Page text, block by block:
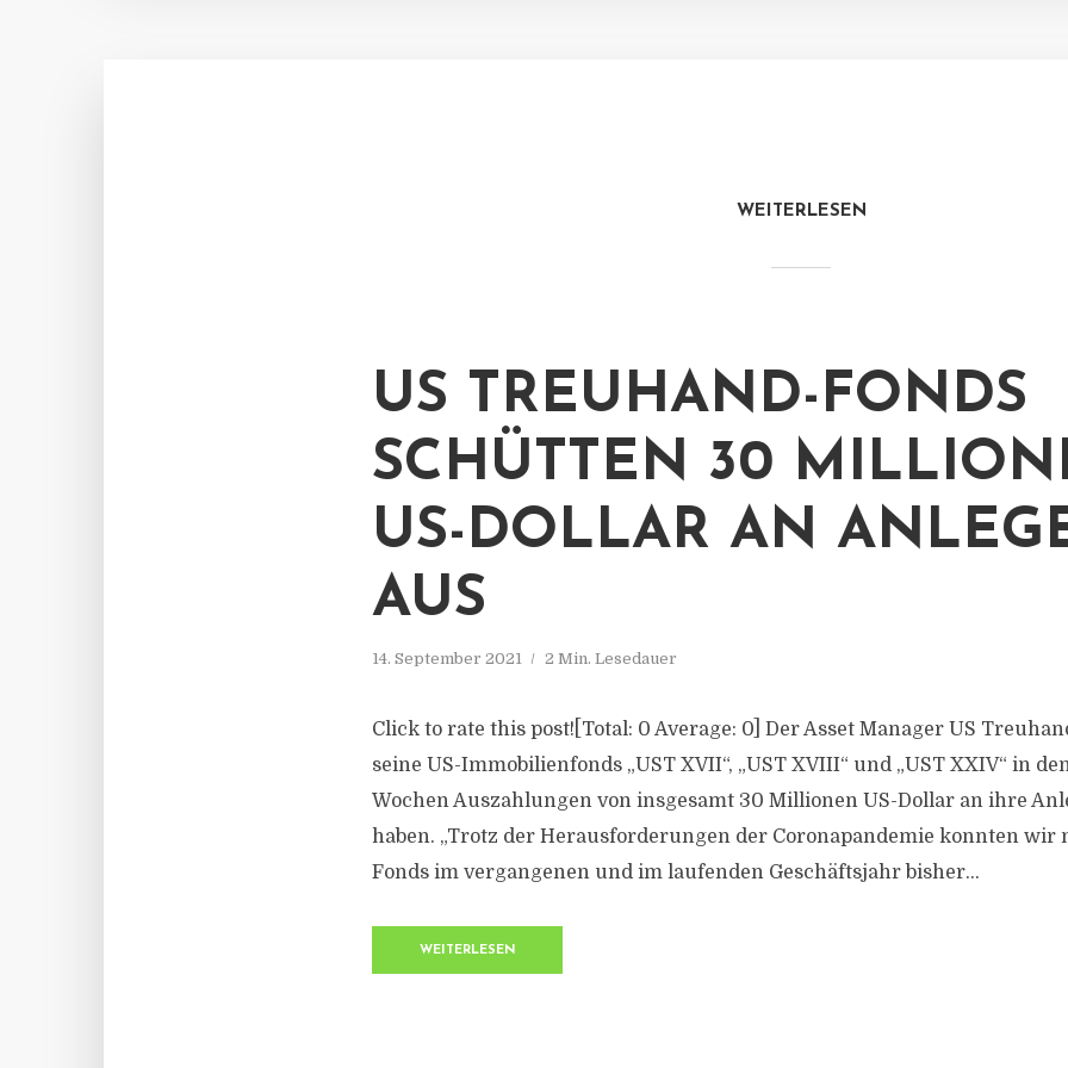
WEITERLESEN
US TREUHAND-FONDS
SCHÜTTEN 30
US-DOLLAR AN
AUS
14. September 2021 2 Min. Lesedauer
Click to rate this post![Total: 0 Average: 0] Der Asset Manager US
seine US-Immobilienfonds „UST XVII“, „UST XVIII“ und „UST XXIV“ in
Wochen Auszahlungen von insgesamt 30 Millionen US-Dollar an ihre
haben. „Trotz der Herausforderungen der Coronapandemie konnten wir
Fonds im vergangenen und im laufenden Geschäftsjahr bisher...
WEITERLESEN